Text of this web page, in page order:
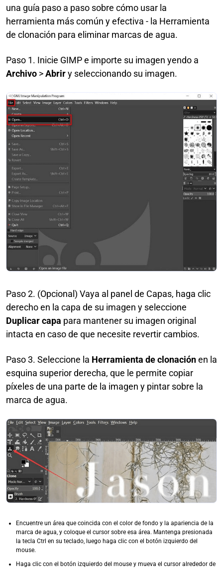
una guía paso a paso sobre cómo usar la
herramienta más común y efectiva - la Herramienta
de clonación para eliminar marcas de agua.
Paso 1. Inicie GIMP e importe su imagen yendo a
Archivo >Abriry seleccionando su imagen.
Paso 2. (Opcional) Vaya al panel de Capas, haga clic
derecho en la capa de su imagen y seleccione
Duplicar capa para mantener su imagen original
intacta en caso de que necesite revertir cambios.
Paso 3. Seleccione la Herramienta de clonaciónen la
esquina superior derecha, que le permite copiar
píxeles de una parte de la imagen y pintar sobre la
marca de agua.
Encuentre un área que coincida con el color de fondo y la apariencia de la
marca de agua, y coloque el cursor sobre esa área. Mantenga presionada
la tecla Ctrl en su teclado, luego haga clic con el botón izquierdo del
mouse.
Haga clic con el botón izquierdo del mouse y mueva el cursor alrededor de